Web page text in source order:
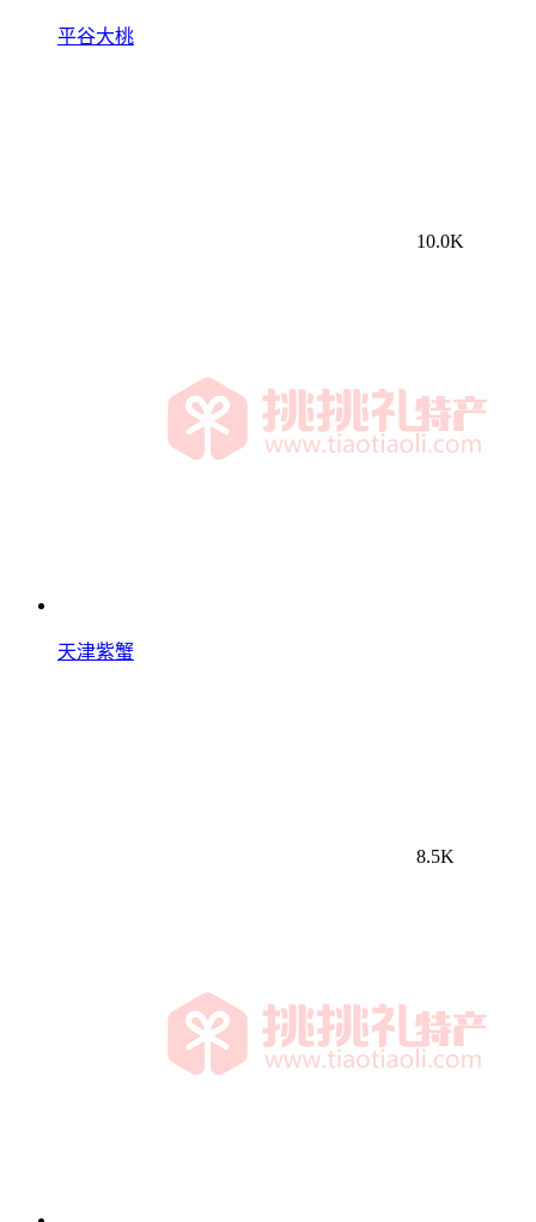
平谷大桃
10.0K
天津紫蟹
8.5K